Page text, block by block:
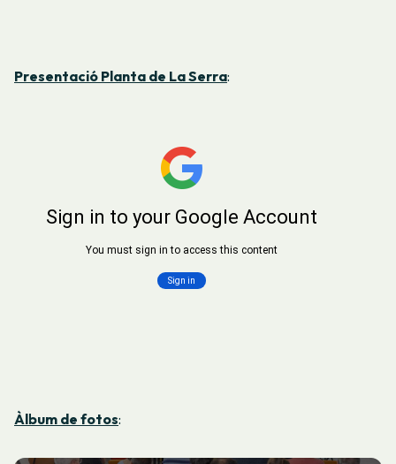
Presentació Planta de La Serra:
Àlbum de fotos: